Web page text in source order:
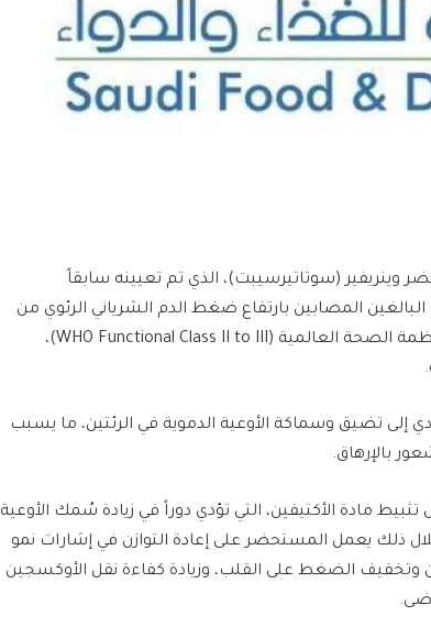
وينريفير (سوﺗﺎتيرسيبت)، الذي تم تعيينه سابقاً
المصابين بارتفاع ضغط الدم الشرياني الرئوي من
الدرجة الوظيفية الثانية أو الثالثة حسب تصنيف منظمة الصحة العالمية (WHO Functional Class II to III)،
إلى تضيق وسماكة الأوعية الدموية في الرئتين، ما يسبب
بالإرهاق.
مادة الأكتيفين، التي تؤدي دوراً في زيادة سُمك الأوعية
ذلك يعمل المستحضر على إعادة التوازن في إشارات نمو
وتخفيف الضغط على القلب، وزيادة كفاءة نقل الأوكسجين